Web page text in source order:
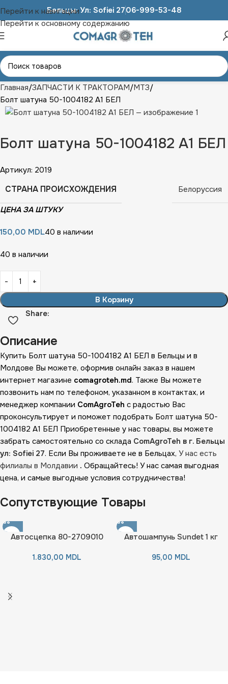
Перейти к навигации
Перейти к основному содержанию
Бельцы: Ул: Sofiei 2706-999-53-48
Главная ЗАПЧАСТИ К ТРАКТОРАМ МТЗ
Болт шатуна 50-1004182 А1 БЕЛ
Болт шатуна 50-1004182 А1 БЕЛ
Артикул: 2019
СТРАНА ПРОИСХОЖДЕНИЯ
Белоруссия
ЦЕНА ЗА ШТУКУ
150,00 MDL40 в наличии
40 в наличии
В Корзину
Share:
Описание
Купить Болт шатуна 50-1004182 А1 БЕЛ в Бельцы и в
Молдове Вы можете, оформив онлайн заказ в нашем
интернет магазине comagroteh.md. Также Вы можете
позвонить нам по телефоном, указанном в контактах, и
менеджер компании ComAgroTeh с радостью Вас
проконсультирует и поможет подобрать Болт шатуна 50-
1004182 А1 БЕЛ Приобретенные у нас товары, вы можете
забрать самостоятельно со склада ComAgroTeh в г. Бельцы
ул: Sofiei 27. Если Вы проживаете не в Бельцах, У нас есть
филиалы в Молдавии . Обращайтесь! У нас самая выгодная
цена, и самые выгодные условия сотрудничества!
Сопутствующие Товары
Автосцепка 80-2709010
1.830,00 MDL
Автошампунь Sundet 1 кг
95,00 MDL